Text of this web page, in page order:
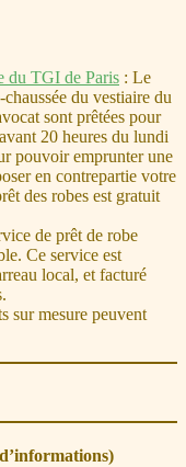
du TGI de Paris : Le
du vestiaire du
sont prêtées pour
20 heures du lundi
pouvoir emprunter une
en contrepartie votre
des robes est gratuit
de prêt de robe
Ce service est
local, et facturé
sur mesure peuvent